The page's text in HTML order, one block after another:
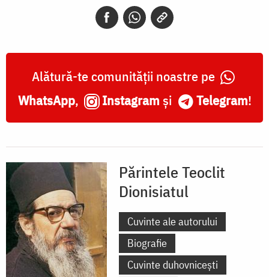
Alătură-te comunității noastre pe
WhatsApp, Instagram și Telegram!
Părintele Teoclit
Dionisiatul
Cuvinte ale autorului
Biografie
Cuvinte duhovnicești